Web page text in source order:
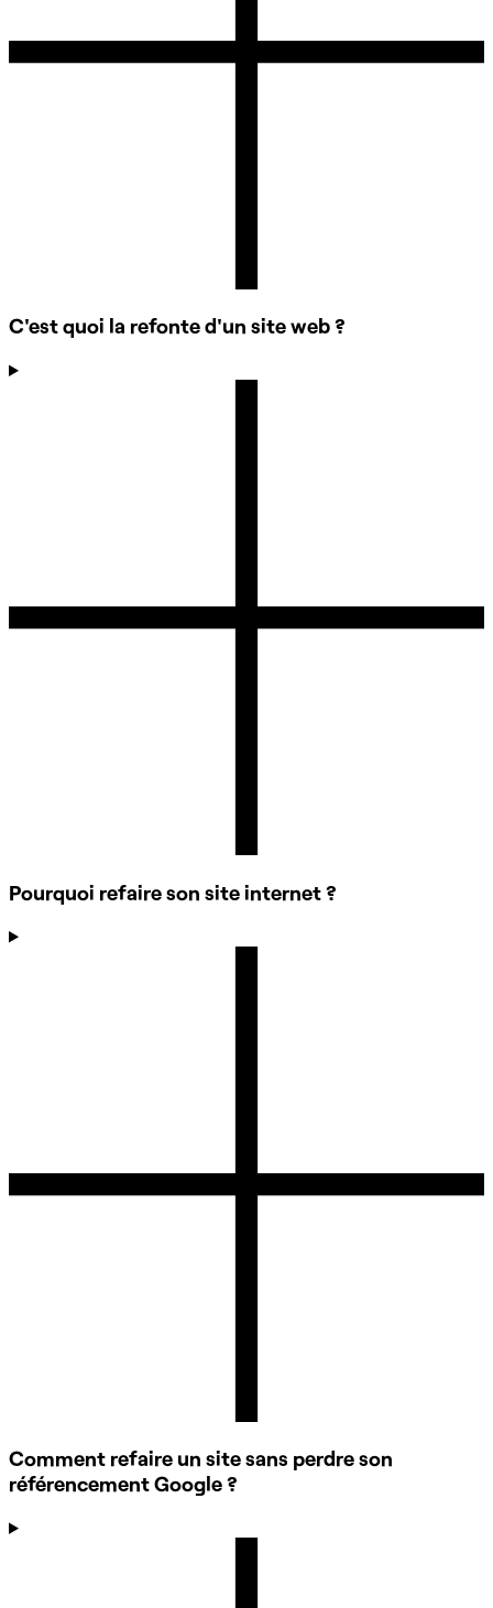
C'est quoi la refonte d'un site web ?
Pourquoi refaire son site internet ?
Comment refaire un site sans perdre son
référencement Google ?